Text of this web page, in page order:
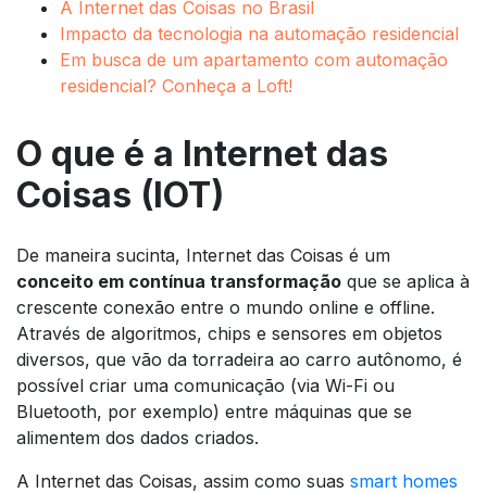
A Internet das Coisas no Brasil
Impacto da tecnologia na automação residencial
Em busca de um apartamento com automação
residencial? Conheça a Loft!
O que é a Internet das
Coisas (IOT)
De maneira sucinta, Internet das Coisas é um
conceito em contínua transformação que se aplica à
crescente conexão entre o mundo online e offline.
Através de algoritmos, chips e sensores em objetos
diversos, que vão da torradeira ao carro autônomo, é
possível criar uma comunicação (via Wi-Fi ou
Bluetooth, por exemplo) entre máquinas que se
alimentem dos dados criados.
A Internet das Coisas, assim como suas smart homes